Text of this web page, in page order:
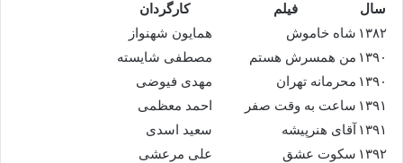
سال فیلم
کارگردان
۱۳۸۲ شاه خاموش
همایون شهنواز
۱۳۹۰ من همسرش هستم
مصطفی شایسته
۱۳۹۰ محرمانه تهران
مهدی فیوضی
۱۳۹۱ ساعت به وقت صفر
احمد معظمی
۱۳۹۱ آقای هنرپیشه
سعید اسدی
۱۳۹۲ سکوت عشق
علی مرعشی